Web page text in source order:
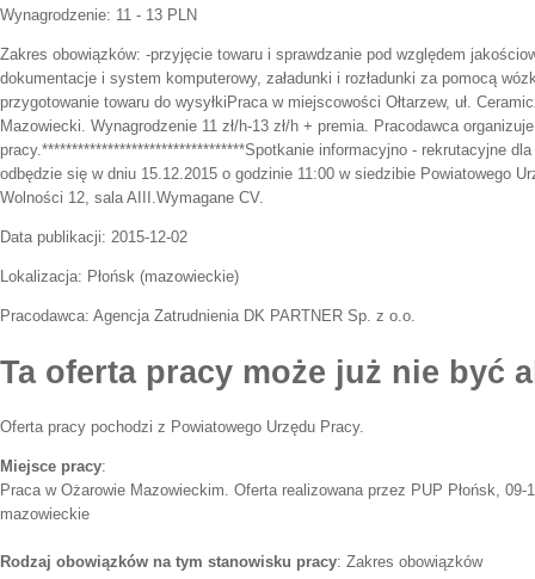
Wynagrodzenie: 11 - 13 PLN
Zakres obowiązków: -przyjęcie towaru i sprawdzanie pod względem
dokumentacje i system komputerowy, załadunki i rozładunki za pomocą
przygotowanie towaru do wysyłkiPraca w miejscowości Ołtarzew, uł.
Mazowiecki. Wynagrodzenie 11 zł/h-13 zł/h + premia. Pracodawca
pracy.**********************************Spotkanie informacyjno - rekrutacyjne
odbędzie się w dniu 15.12.2015 o godzinie 11:00 w siedzibie Powiatowego
Wolności 12, sala AIII.Wymagane CV.
Data publikacji: 2015-12-02
Lokalizacja: Płońsk (mazowieckie)
Pracodawca: Agencja Zatrudnienia DK PARTNER Sp. z o.o.
Ta oferta pracy może już nie być
Oferta pracy pochodzi z Powiatowego Urzędu Pracy.
Miejsce pracy:
Praca w Ożarowie Mazowieckim. Oferta realizowana przez PUP Płońsk, 09-
mazowieckie
Rodzaj obowiązków na tym stanowisku pracy: Zakres obowiązków